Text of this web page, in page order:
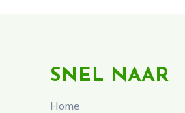
SNEL NAAR
Home